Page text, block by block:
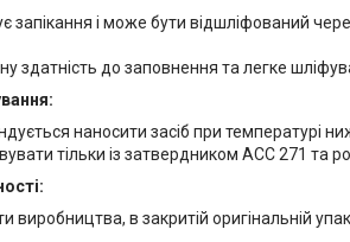
запікання і може бути відшліфований
здатність до заповнення та легке
наносити засіб при температурі
тільки із затвердником ACC 271 та
виробництва, в закритій оригінальній